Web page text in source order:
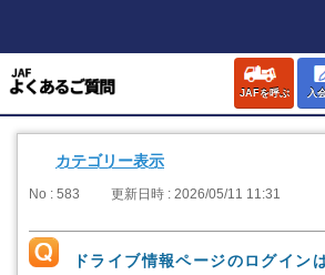
JAFを呼ぶ 入
カテゴリー表示
No : 583 更新日時 : 2026/05/11 11:31
ドライブ情報ページのログイン